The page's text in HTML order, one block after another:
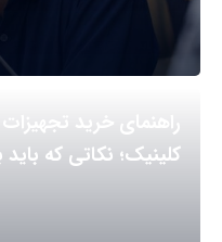
راهنمای خرید
کلینیک؛ نکاتی که باید